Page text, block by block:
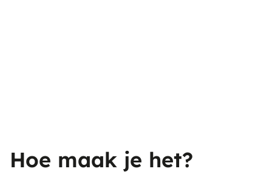
Hoe maak je het?